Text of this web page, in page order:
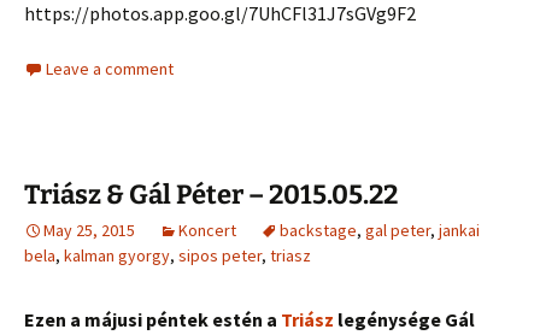
https://photos.app.goo.gl/7UhCFl31J7sGVg9F2
Leave a comment
Triász & Gál Péter – 2015.05.22
May 25, 2015 Koncert backstage, gal peter, jankai
bela, kalman gyorgy, sipos peter, triasz
Ezen a májusi péntek estén a Triász legénysége Gál